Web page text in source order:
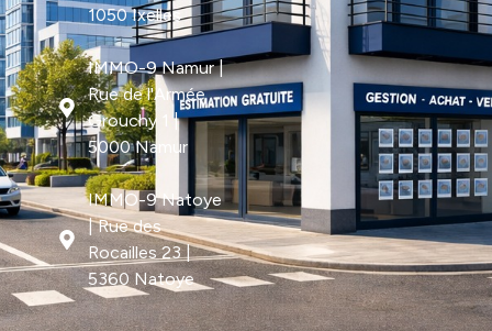
1050 Ixelles
IMMO-9 Namur |
Rue de l'Armée
Grouchy 1 |
5000 Namur
IMMO-9 Natoye
| Rue des
Rocailles 23 |
5360 Natoye